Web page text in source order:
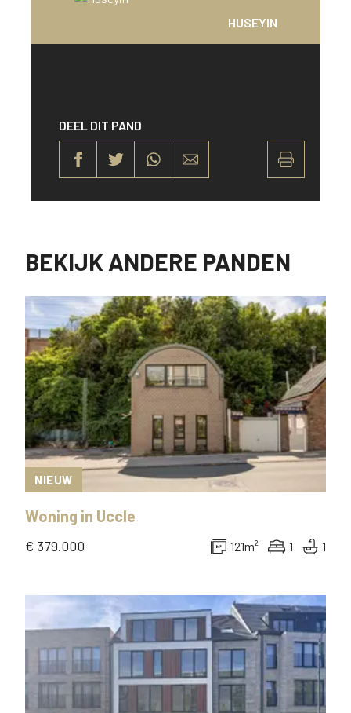
HUSEYIN
DEEL DIT PAND
BEKIJK ANDERE PANDEN
NIEUW
Woning in Uccle
€ 379.000 121m² 1 1